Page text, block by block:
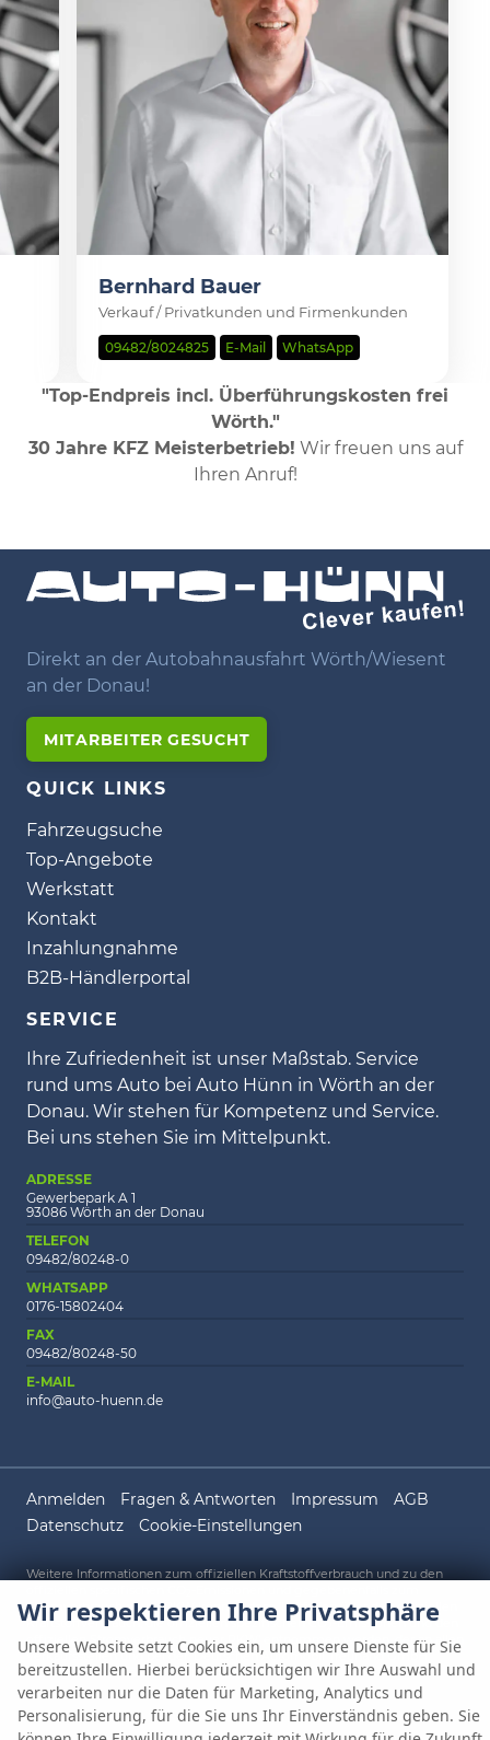
Bernhard Bauer
Verkauf / Privatkunden und Firmenkunden
09482/8024825 E-Mail WhatsApp
"Top-Endpreis incl. Überführungskosten frei
Wörth."
30 Jahre KFZ Meisterbetrieb! Wir freuen uns auf
Ihren Anruf!
Direkt an der Autobahnausfahrt Wörth/Wiesent
an der Donau!
MITARBEITER GESUCHT
QUICK LINKS
Fahrzeugsuche
Top-Angebote
Werkstatt
Kontakt
Inzahlungnahme
B2B-Händlerportal
SERVICE
Ihre Zufriedenheit ist unser Maßstab. Service
rund ums Auto bei Auto Hünn in Wörth an der
Donau. Wir stehen für Kompetenz und Service.
Bei uns stehen Sie im Mittelpunkt.
ADRESSE
Gewerbepark A 1
93086 Wörth an der Donau
TELEFON
09482/80248-0
WHATSAPP
0176-15802404
FAX
09482/80248-50
E-MAIL
info@auto-huenn.de
Anmelden Fragen & Antworten Impressum
AGB
Datenschutz
Cookie-Einstellungen
Weitere Informationen zum offiziellen Kraftstoffverbrauch und zu den
Stromverbrauch neuer PKW können dem 'Leitfaden über den offiziellen
Kraftstoffverbrauch, die offiziellen spezifischen CO -Emissionen und den
offiziellen Stromverbrauch neuer PKW' entnommen werden, der an allen
Verkaufsstellen und bei der 'Deutschen Automobil Treuhand GmbH'
unentgeltlich erhältlich ist unter www.dat.de.
Wir respektieren Ihre Privatsphäre
Unsere Website setzt Cookies ein, um unsere Dienste für Sie
bereitzustellen. Hierbei berücksichtigen wir Ihre Auswahl und
verarbeiten nur die Daten für Marketing, Analytics und
Personalisierung, für die Sie uns Ihr Einverständnis geben. Sie